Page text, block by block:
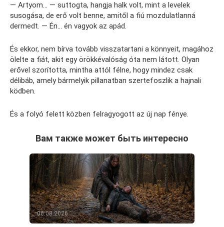
— Artyom… — suttogta, hangja halk volt, mint a levelek
susogása, de erő volt benne, amitől a fiú mozdulatlanná
dermedt. — Én… én vagyok az apád.
És ekkor, nem bírva tovább visszatartani a könnyeit, magához
ölelte a fiát, akit egy örökkévalóság óta nem látott. Olyan
erővel szorította, mintha attól félne, hogy mindez csak
délibáb, amely bármelyik pillanatban szertefoszlik a hajnali
ködben.
És a folyó felett közben felragyogott az új nap fénye.
Вам также может быть интересно
06.08.2026